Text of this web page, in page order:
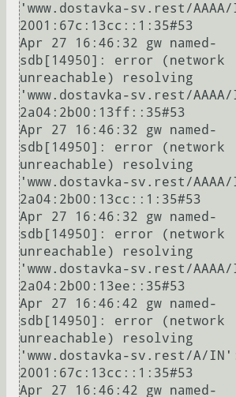
'www.dostavka-sv.rest/
2001:67c:13cc::1:35#53
Apr 27 16:46:32 gw named-
sdb[14950]: error (network
unreachable) resolving
'www.dostavka-sv.rest/
2a04:2b00:13ff::35#53
Apr 27 16:46:32 gw named-
sdb[14950]: error (network
unreachable) resolving
'www.dostavka-sv.rest/
2a04:2b00:13cc::1:35#53
Apr 27 16:46:32 gw named-
sdb[14950]: error (network
unreachable) resolving
'www.dostavka-sv.rest/
2a04:2b00:13ee::35#53
Apr 27 16:46:42 gw named-
sdb[14950]: error (network
unreachable) resolving
'www.dostavka-sv.rest/A/
2001:67c:13cc::1:35#53
Apr 27 16:46:42 gw named-